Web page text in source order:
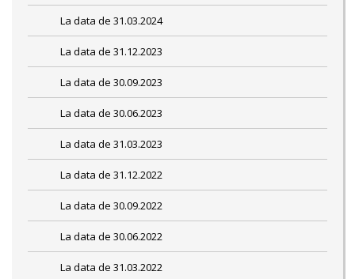
La data de 31.03.2024
La data de 31.12.2023
La data de 30.09.2023
La data de 30.06.2023
La data de 31.03.2023
La data de 31.12.2022
La data de 30.09.2022
La data de 30.06.2022
La data de 31.03.2022